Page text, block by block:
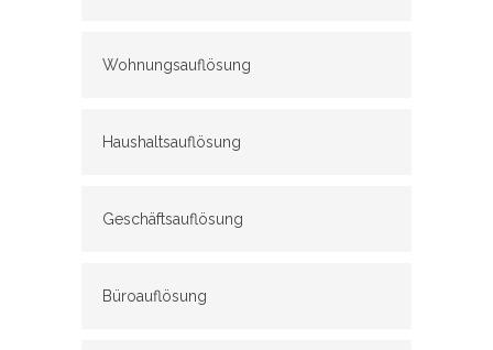
Wohnungsauflösung
Haushaltsauflösung
Geschäftsauflösung
Büroauflösung